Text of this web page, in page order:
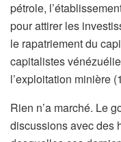
pétrole,
pour attirer les
le rapatriement du
capitalistes
l’exploitation minière
Rien n’a marché. Le
discussions avec des